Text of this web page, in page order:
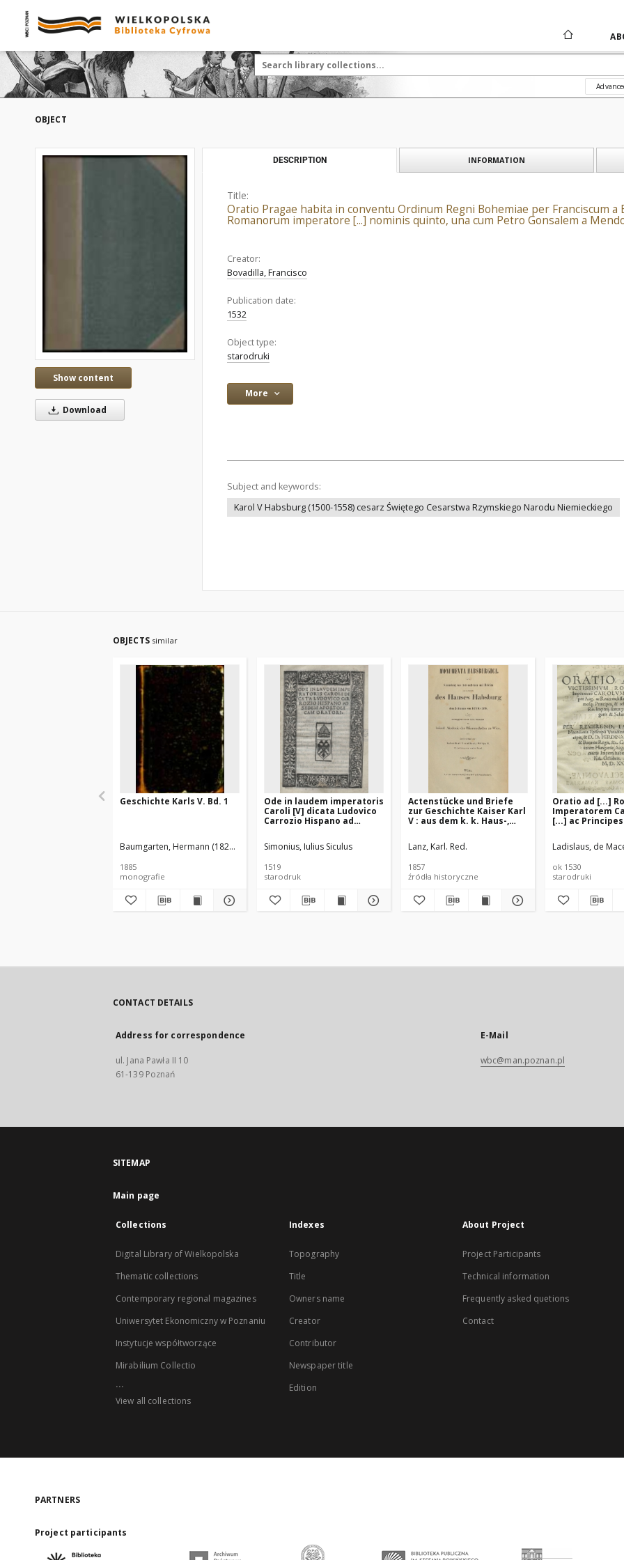
OBJECT
Show content
Download
DESCRIPTION INFORMATION
Title:
Oratio Pragae habita in conventu Ordinum Regni Bohemiae per Franciscum a
Romanorum imperatore [...] nominis quinto, una cum Petro Gonsalem a
Creator:
Bovadilla, Francisco
Publication date:
1532
Object type:
starodruki
More
Subject and keywords:
Karol V Habsburg (1500-1558) cesarz Świętego Cesarstwa Rzymskiego Narodu Niemieckiego
OBJECTS similar
Geschichte Karls V. Bd. 1
Baumgarten, Hermann (1825–1893)
1885
monografie
Ode in laudem imperatoris
Caroli [V] dicata Ludovico
Carrozio Hispano ad
Simonius, Iulius Siculus
1519
starodruk
Actenstücke und Briefe
zur Geschichte Kaiser Karl
V : aus dem k. k. Haus-,
Wien. Abt. 2 Einleitung
zum ersten Band
Lanz, Karl. Red.
1857
źródła historyczne
Oratio ad [...]
Imperatorem
[...] ac
pro Hungaris et
Per [...]
Varadiensem
Comiciis Imperii
1530 [rz.]
Ladislaus, de
ok 1530
starodruki
CONTACT DETAILS
Address for correspondence
ul. Jana Pawła II 10
61-139 Poznań
E-Mail
wbc@man.poznan.pl
SITEMAP
Main page
Collections
Digital Library of Wielkopolska
Thematic collections
Contemporary regional magazines
Uniwersytet Ekonomiczny w Poznaniu
Instytucje współtworzące
Mirabilium Collectio
...
View all collections
Indexes
Topography
Title
Owners name
Creator
Contributor
Newspaper title
Edition
About Project
Project Participants
Technical information
Frequently asked quetions
Contact
PARTNERS
Project participants